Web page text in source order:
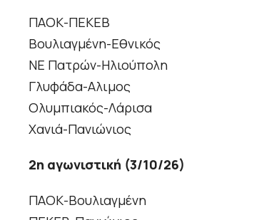
ΠΑΟΚ-ΠΕΚΕΒ
Βουλιαγμένη-Εθνικός
ΝΕ Πατρών-Ηλιούπολη
Γλυφάδα-Αλιμος
Ολυμπιακός-Λάρισα
Χανιά-Πανιώνιος
2η αγωνιστική (3/10/26)
ΠΑΟΚ-Βουλιαγμένη